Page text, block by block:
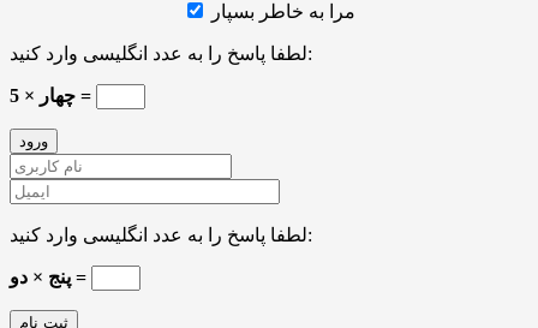
مرا به خاطر بسپار
لطفا پاسخ را به عدد انگلیسی وارد کنید:
5 × چهار =
لطفا پاسخ را به عدد انگلیسی وارد کنید:
پنج × دو =